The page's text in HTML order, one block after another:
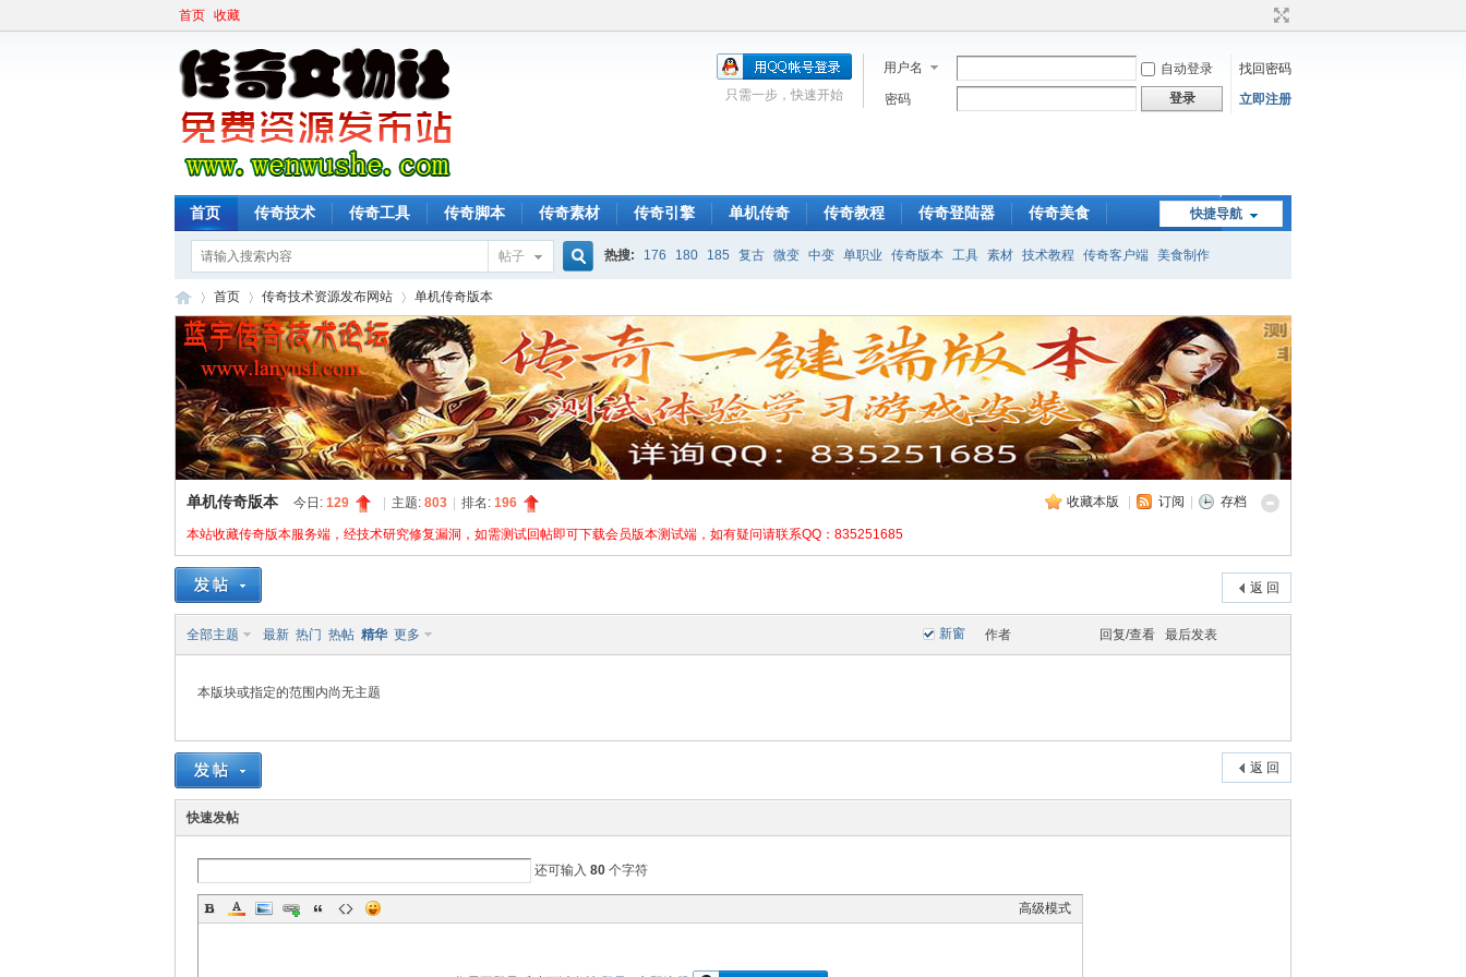
首页 收藏
用户名 自动登录
找回密码
密码
登录 立即注册
只需一步，快速开始
快捷导航
首页 传奇技术 传奇工具 传奇脚本 传奇素材 传奇引擎 单机传奇 传奇教程 传奇登陆器 传奇美食
帖子
索
热搜: 176 180 185 复古 微变 中变 单职业 传奇版本 工具 素材 技术教程 传奇客户端 美食制作
传 »
首页 传奇技术资源发布网站
›
单机传奇版本
收藏本版 订阅 存档
单机传奇版本 今日: 129 主题: 803 排名: 196
本站收藏传奇版本服务端，经技术研究修复漏洞，如需测试回帖即可下载会员版本测试端，如有疑问请联系QQ：835251685
返 回
新窗
全部主题 最新 热门 热帖 精华 更多 作者 回复/查看 最后发表
本版块或指定的范围内尚无主题
返 回
快速发帖
还可输入 80 个字符
高级模式